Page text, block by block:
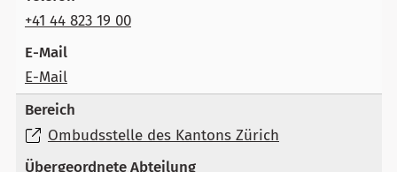
+41 44 823 19 00
E-Mail
Ombudsstelle des Kantons Zürich